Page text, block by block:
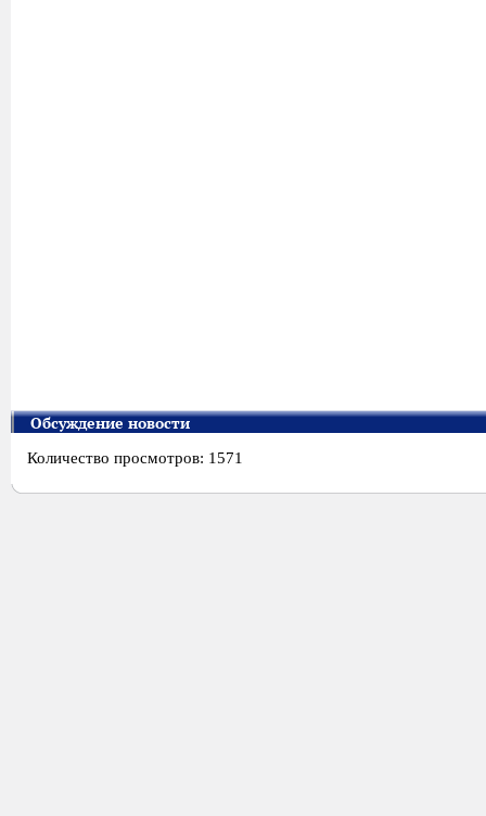
Обсуждение новости
Количество просмотров: 1571